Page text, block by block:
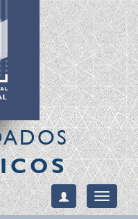
Toggle